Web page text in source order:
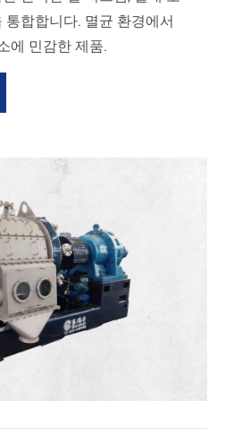
통합합니다. 멸균 환경에서
에 민감한 제품.